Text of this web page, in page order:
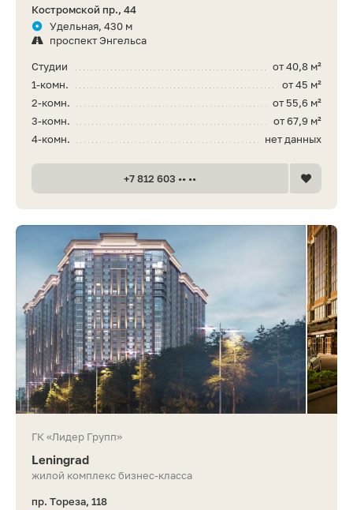
Костромской пр., 44
Удельная, 430 м
проспект Энгельса
от 40,8 м²
Студии
от 45 м²
1-комн.
от 55,6 м²
2-комн.
от 67,9 м²
3-комн.
нет данных
4-комн.
+7 812 603 •• ••
ГК «Лидер Групп»
Leningrad
жилой комплекс бизнес-класса
пр. Тореза, 118